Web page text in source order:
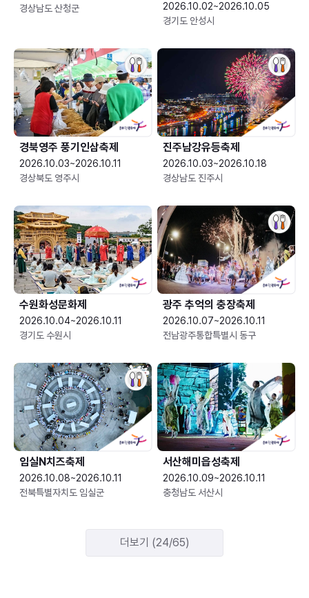
경상남도 산청군
2026.10.02~2026.10.05
경기도 안성시
경북영주 풍기인삼축제
2026.10.03~2026.10.11
경상북도 영주시
진주남강유등축제
2026.10.03~2026.10.18
경상남도 진주시
수원화성문화제
2026.10.04~2026.10.11
경기도 수원시
광주 추억의 충장축제
2026.10.07~2026.10.11
전남광주통합특별시 동구
임실N치즈축제
2026.10.08~2026.10.11
전북특별자치도 임실군
서산해미읍성축제
2026.10.09~2026.10.11
충청남도 서산시
더보기 (24/65)